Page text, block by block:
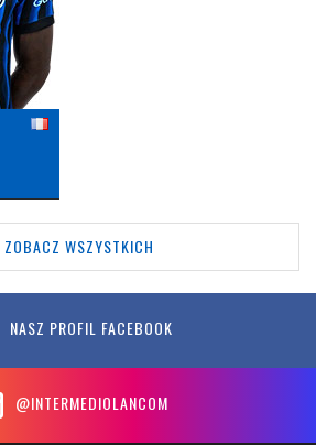
ZOBACZ WSZYSTKICH
NASZ PROFIL FACEBOOK
@INTERMEDIOLANCOM